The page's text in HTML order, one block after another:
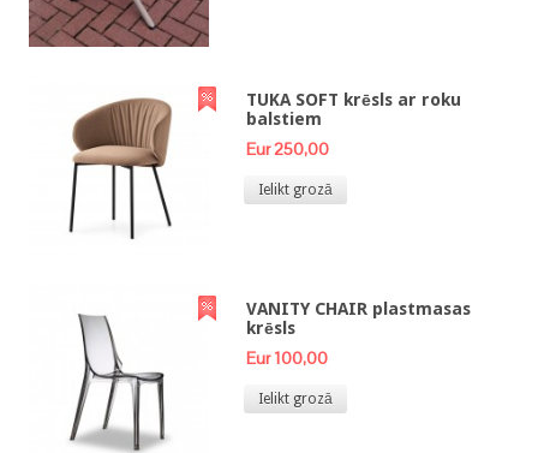
TUKA SOFT krēsls ar roku
balstiem
Eur 250,00
Ielikt grozā
VANITY CHAIR plastmasas
krēsls
Eur 100,00
Ielikt grozā